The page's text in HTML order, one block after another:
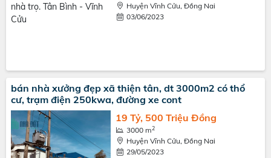
Huyện Vĩnh Cửu, Đồng Nai
03/06/2023
bán nhà xưởng đẹp xã thiện tân, dt 3000m2 có thổ
cư, trạm điện 250kwa, đường xe cont
19 Tỷ, 500 Triệu Đồng
3000 m2
Huyện Vĩnh Cửu, Đồng Nai
29/05/2023